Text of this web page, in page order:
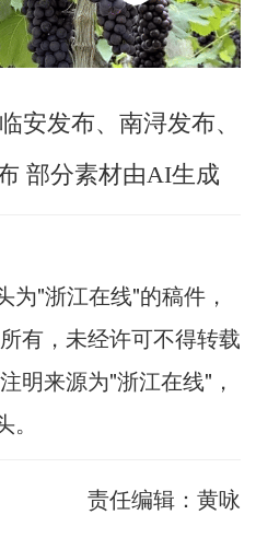
安发布、南浔发布、
部分素材由AI生成
为"浙江在线"的稿件，
有，未经许可不得转载
明来源为"浙江在线"，
责任编辑： 黄咏